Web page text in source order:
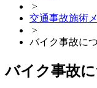
>
交通事故施術
>
バイク事故に
バイク事故